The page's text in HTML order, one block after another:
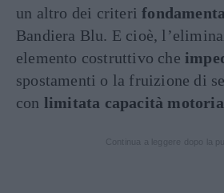
un altro dei criteri
Bandiera Blu. E cioè,
elemento costruttivo che
spostamenti o la fruizione di
con limitata capacità motoria